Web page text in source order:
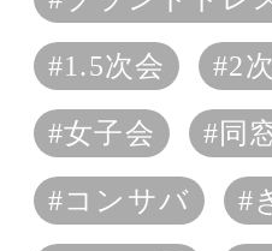
#1.5次会 #2
#女子会 #同
#コンサバ #